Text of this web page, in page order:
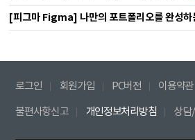
[피그마 Figma] 나만의 포트폴리오를 완성
로그인 회원가입 PC버전 이용약관
불편사항신고 개인정보처리방침 상담